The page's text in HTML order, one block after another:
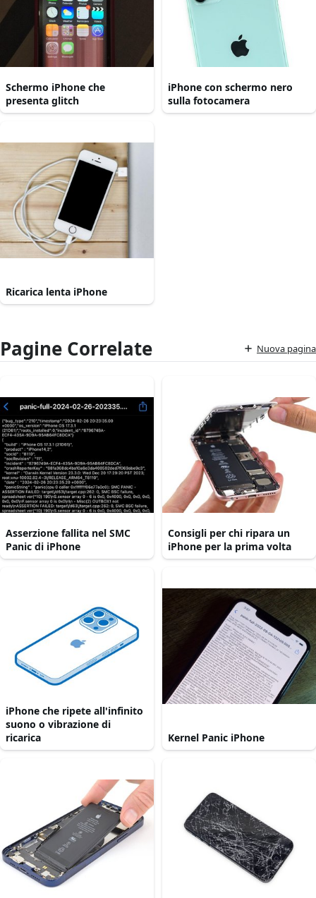
Schermo iPhone che
presenta glitch
iPhone con schermo nero
sulla fotocamera
Ricarica lenta iPhone
Pagine Correlate Nuova pagina
Asserzione fallita nel SMC
Panic di iPhone
Consigli per chi ripara un
iPhone per la prima volta
iPhone che ripete all'infinito
suono o vibrazione di
ricarica
Kernel Panic iPhone